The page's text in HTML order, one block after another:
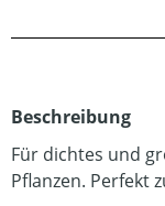
Beschreibung
Für dichtes und
Pflanzen. Perfekt